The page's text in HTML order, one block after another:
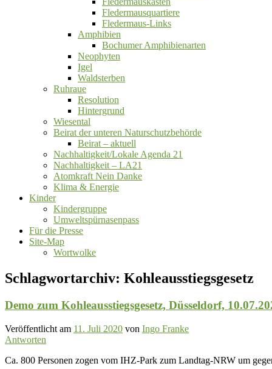
Fledermausquartiere
Fledermaus-Links
Amphibien
Bochumer Amphibienarten
Neophyten
Igel
Waldsterben
Ruhraue
Resolution
Hintergrund
Wiesental
Beirat der unteren Naturschutzbehörde
Beirat ‒ aktuell
Nachhaltigkeit/Lokale Agenda 21
Nachhaltigkeit – LA21
Atomkraft Nein Danke
Klima & Energie
Kinder
Kindergruppe
Umweltspürnasenpass
Für die Presse
Site-Map
Wortwolke
Schlagwortarchiv: Kohleausstiegsgesetz
Demo zum Kohleausstiegsgesetz, Düsseldorf,
Veröffentlicht am 11. Juli 2020 von Ingo Franke
Antworten
Ca. 800 Personen zogen vom IHZ-Park zum Landtag-NRW um